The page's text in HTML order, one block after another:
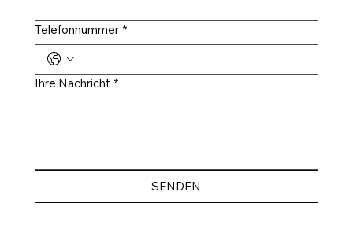
Telefonnummer *
Ihre Nachricht *
SENDEN